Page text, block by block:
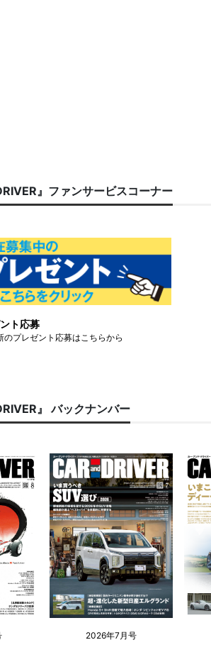
』ファンサービスコーナー
ト応募
のプレゼント応募はこちらから
』 バックナンバー
2026年7月号